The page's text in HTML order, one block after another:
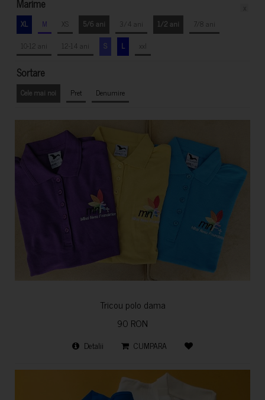
Marime
XL M XS 5/6 ani 3/4 ani 1/2 ani
7/8 ani
10-12 ani
12-14 ani S L xxl
Sortare
Cele mai noi Pret Denumire
Tricou polo dama
90 RON
Detalii CUMPARA